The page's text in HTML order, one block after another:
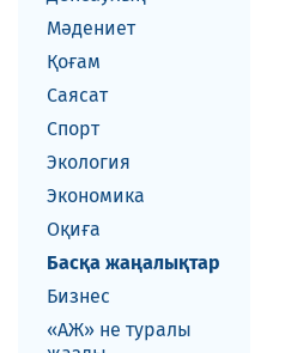
Мәдениет
Қоғам
Саясат
Спорт
Экология
Экономика
Оқиға
Басқа жаңалықтар
Бизнес
«АЖ» не туралы